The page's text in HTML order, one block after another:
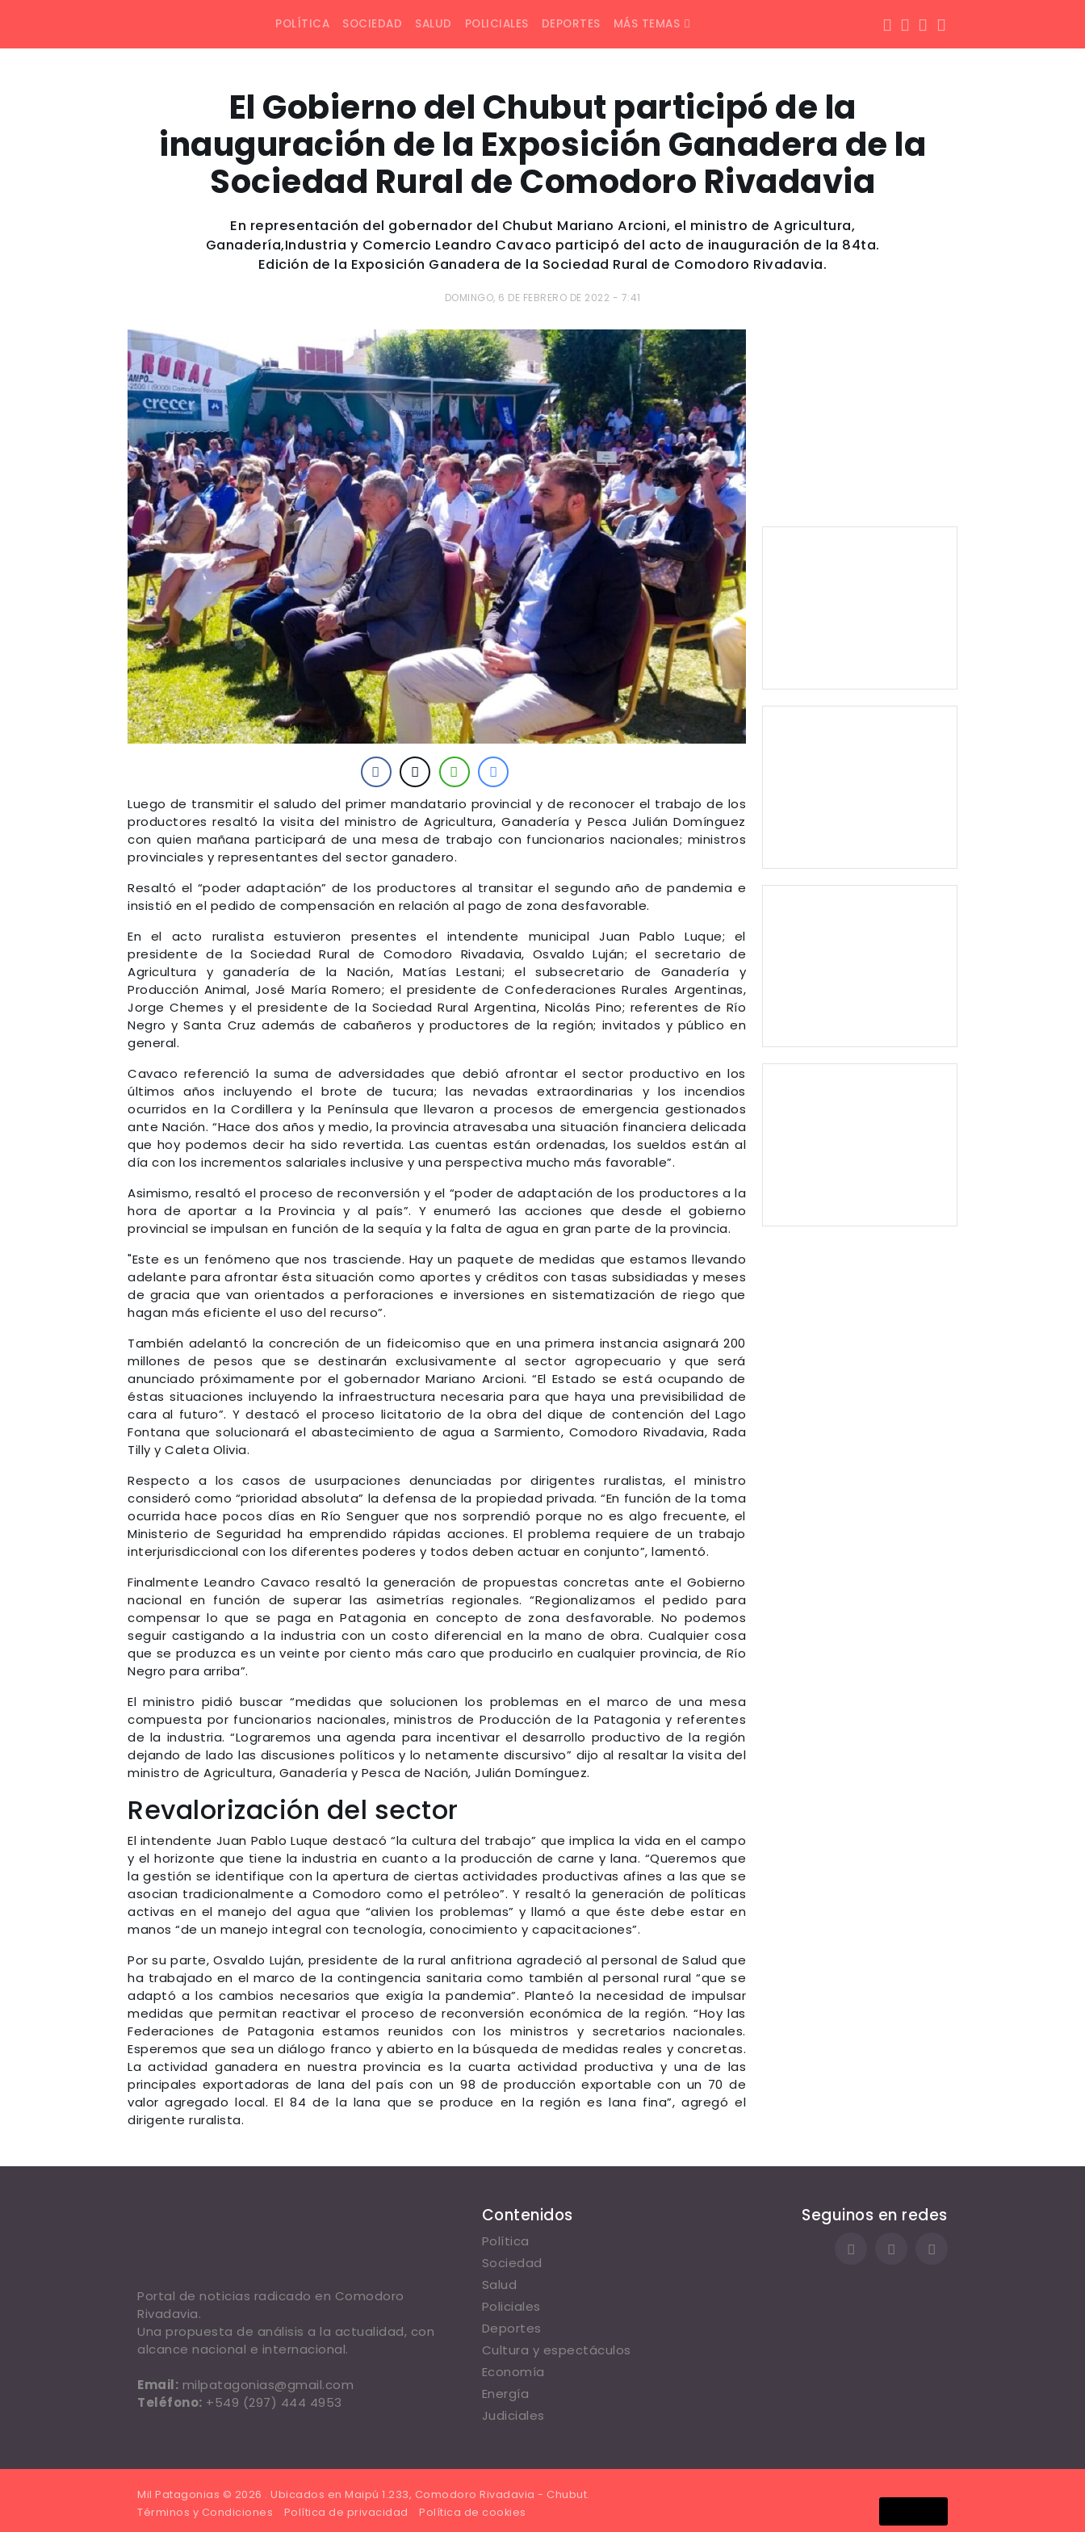
POLÍTICA SOCIEDAD SALUD POLICIALES DEPORTES MÁS TEMAS
El Gobierno del Chubut participó de la
inauguración de la Exposición Ganadera de la
Sociedad Rural de Comodoro Rivadavia
En representación del gobernador del Chubut Mariano Arcioni, el ministro de Agricultura,
Ganadería,Industria y Comercio Leandro Cavaco participó del acto de inauguración de la 84ta.
Edición de la Exposición Ganadera de la Sociedad Rural de Comodoro Rivadavia.
DOMINGO, 6 DE FEBRERO DE 2022 - 7:41
Luego de transmitir el saludo del primer mandatario provincial y de reconocer el trabajo de los
productores resaltó la visita del ministro de Agricultura, Ganadería y Pesca Julián Domínguez
con quien mañana participará de una mesa de trabajo con funcionarios nacionales; ministros
provinciales y representantes del sector ganadero.
Resaltó el “poder adaptación” de los productores al transitar el segundo año de pandemia e
insistió en el pedido de compensación en relación al pago de zona desfavorable.
En el acto ruralista estuvieron presentes el intendente municipal Juan Pablo Luque; el
presidente de la Sociedad Rural de Comodoro Rivadavia, Osvaldo Luján; el secretario de
Agricultura y ganadería de la Nación, Matías Lestani; el subsecretario de Ganadería y
Producción Animal, José María Romero; el presidente de Confederaciones Rurales Argentinas,
Jorge Chemes y el presidente de la Sociedad Rural Argentina, Nicolás Pino; referentes de Río
Negro y Santa Cruz además de cabañeros y productores de la región; invitados y público en
general.
Cavaco referenció la suma de adversidades que debió afrontar el sector productivo en los
últimos años incluyendo el brote de tucura; las nevadas extraordinarias y los incendios
ocurridos en la Cordillera y la Península que llevaron a procesos de emergencia gestionados
ante Nación. “Hace dos años y medio, la provincia atravesaba una situación financiera delicada
que hoy podemos decir ha sido revertida. Las cuentas están ordenadas, los sueldos están al
día con los incrementos salariales inclusive y una perspectiva mucho más favorable”.
Asimismo, resaltó el proceso de reconversión y el “poder de adaptación de los productores a la
hora de aportar a la Provincia y al país”. Y enumeró las acciones que desde el gobierno
provincial se impulsan en función de la sequía y la falta de agua en gran parte de la provincia.
"Este es un fenómeno que nos trasciende. Hay un paquete de medidas que estamos llevando
adelante para afrontar ésta situación como aportes y créditos con tasas subsidiadas y meses
de gracia que van orientados a perforaciones e inversiones en sistematización de riego que
hagan más eficiente el uso del recurso”.
También adelantó la concreción de un fideicomiso que en una primera instancia asignará 200
millones de pesos que se destinarán exclusivamente al sector agropecuario y que será
anunciado próximamente por el gobernador Mariano Arcioni. “El Estado se está ocupando de
éstas situaciones incluyendo la infraestructura necesaria para que haya una previsibilidad de
cara al futuro”. Y destacó el proceso licitatorio de la obra del dique de contención del Lago
Fontana que solucionará el abastecimiento de agua a Sarmiento, Comodoro Rivadavia, Rada
Tilly y Caleta Olivia.
Respecto a los casos de usurpaciones denunciadas por dirigentes ruralistas, el ministro
consideró como “prioridad absoluta” la defensa de la propiedad privada. “En función de la toma
ocurrida hace pocos días en Río Senguer que nos sorprendió porque no es algo frecuente, el
Ministerio de Seguridad ha emprendido rápidas acciones. El problema requiere de un trabajo
interjurisdiccional con los diferentes poderes y todos deben actuar en conjunto”, lamentó.
Finalmente Leandro Cavaco resaltó la generación de propuestas concretas ante el Gobierno
nacional en función de superar las asimetrías regionales. “Regionalizamos el pedido para
compensar lo que se paga en Patagonia en concepto de zona desfavorable. No podemos
seguir castigando a la industria con un costo diferencial en la mano de obra. Cualquier cosa
que se produzca es un veinte por ciento más caro que producirlo en cualquier provincia, de Río
Negro para arriba”.
El ministro pidió buscar “medidas que solucionen los problemas en el marco de una mesa
compuesta por funcionarios nacionales, ministros de Producción de la Patagonia y referentes
de la industria. “Lograremos una agenda para incentivar el desarrollo productivo de la región
dejando de lado las discusiones políticos y lo netamente discursivo” dijo al resaltar la visita del
ministro de Agricultura, Ganadería y Pesca de Nación, Julián Domínguez.
Revalorización del sector
El intendente Juan Pablo Luque destacó “la cultura del trabajo” que implica la vida en el campo
y el horizonte que tiene la industria en cuanto a la producción de carne y lana. “Queremos que
la gestión se identifique con la apertura de ciertas actividades productivas afines a las que se
asocian tradicionalmente a Comodoro como el petróleo”. Y resaltó la generación de políticas
activas en el manejo del agua que “alivien los problemas” y llamó a que éste debe estar en
manos “de un manejo integral con tecnología, conocimiento y capacitaciones”.
Por su parte, Osvaldo Luján, presidente de la rural anfitriona agradeció al personal de Salud que
ha trabajado en el marco de la contingencia sanitaria como también al personal rural “que se
adaptó a los cambios necesarios que exigía la pandemia”. Planteó la necesidad de impulsar
medidas que permitan reactivar el proceso de reconversión económica de la región. “Hoy las
Federaciones de Patagonia estamos reunidos con los ministros y secretarios nacionales.
Esperemos que sea un diálogo franco y abierto en la búsqueda de medidas reales y concretas.
La actividad ganadera en nuestra provincia es la cuarta actividad productiva y una de las
principales exportadoras de lana del país con un 98 de producción exportable con un 70 de
valor agregado local. El 84 de la lana que se produce en la región es lana fina”, agregó el
dirigente ruralista.
Portal de noticias radicado en Comodoro
Rivadavia.
Una propuesta de análisis a la actualidad, con
alcance nacional e internacional.
Email: milpatagonias@gmail.com
Teléfono: +549 (297) 444 4953
Contenidos
Política
Sociedad
Salud
Policiales
Deportes
Cultura y espectáculos
Economía
Energía
Judiciales
Seguinos en redes
Mil Patagonias © 2026 . Ubicados en Maipú 1.233, Comodoro Rivadavia - Chubut.
Términos y Condiciones
Política de privacidad Política de cookies